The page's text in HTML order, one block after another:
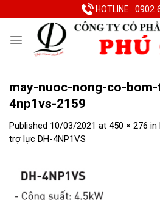
to
HOTLINE 0902
may-nuoc-nong-co-
4np1vs-2159
Published 10/03/2021 at 450 × 276 in
trợ lực DH-4NP1VS